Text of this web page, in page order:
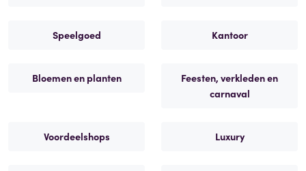
Speelgoed Kantoor
Bloemen en planten
Feesten, verkleden en
carnaval
Voordeelshops Luxury